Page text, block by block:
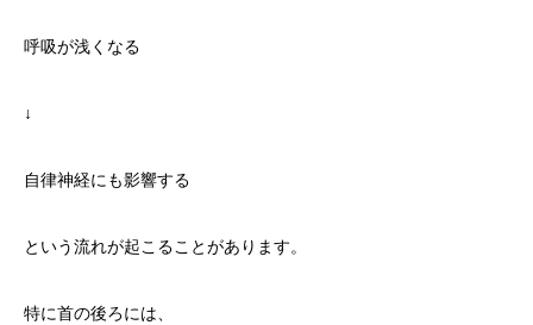
呼吸が浅くなる
↓
自律神経にも影響する
という流れが起こることがあります。
特に首の後ろには、